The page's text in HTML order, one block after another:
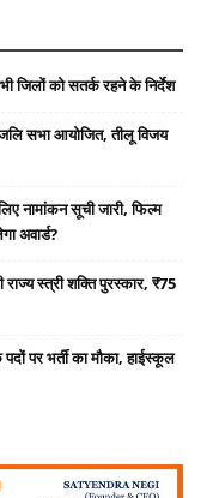
जिलों को सतर्क रहने के निर्देश
सभा आयोजित, तीलू विजय
नामांकन सूची जारी, फिल्म
अवार्ड?
स्त्री शक्ति पुरस्कार, ₹75
पर भर्ती का मौका, हाईस्कूल